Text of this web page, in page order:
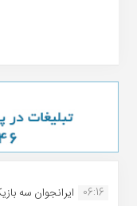
06:16 ایرانجوان سه